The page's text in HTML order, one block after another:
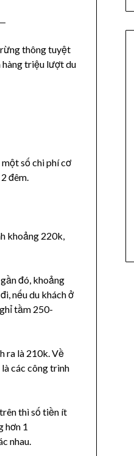
rừng thông tuyệt
hàng triệu lượt du
số chi phí cơ
đêm.
khoảng 220k,
đó, khoảng
nếu du khách ở
tầm 250-
ra là 210k. Về
các công trình
thì số tiền ít
hơn 1
nhau.